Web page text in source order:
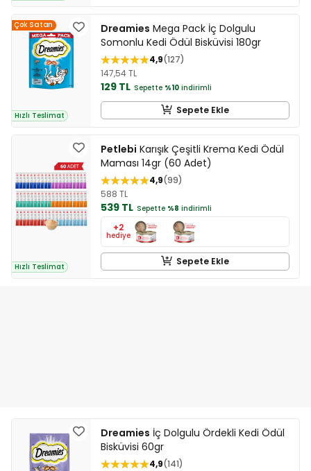
Çok Satan
Hızlı Teslimat
Dreamies Mega Pack İç Dolgulu
Somonlu Kedi Ödül Bisküvisi 180gr
4,9 127
147,54 TL
129 TL Sepette %10 indirimli
Sepete Ekle
Hızlı Teslimat
Petlebi Karışık Çeşitli Krema Kedi Ödül
Maması 14gr (60 Adet)
4,9 99
588 TL
539 TL Sepette %8 indirimli
+2
hediye
Sepete Ekle
Dreamies İç Dolgulu Ördekli Kedi Ödül
Bisküvisi 60gr
4,9 141